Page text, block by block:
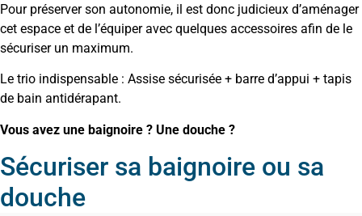
produit
Pour préserver son autonomie, il est donc judicieux d’aménager
cet espace et de l’équiper avec quelques accessoires afin de le
sécuriser un maximum.
Le trio indispensable : Assise sécurisée + barre d’appui + tapis
de bain antidérapant.
Vous avez une baignoire ? Une douche ?
Sécuriser sa baignoire ou sa
douche